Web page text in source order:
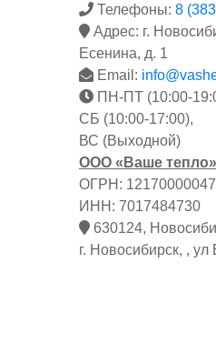
Телефоны: 8
Адрес: г.
Есенина, д. 1
Email:
ПН-ПТ (10:00-
СБ (10:00-17:00),
ВС (Выходной)
ООО «Ваше тепло»
ОГРН:
ИНН: 7017484730
630124,
г. Новосибирск, , ул